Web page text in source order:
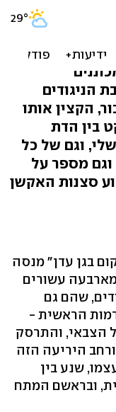
עדן"
הניגודים
הקצין אותו
בין הדת
וגם של כל
וגם מספר על
סצנות האקשן
"מקום בגן עדן" מנסה
עשורים
שהם גם
הראשית -
הצבאי, והתרסק
היריעה הזה
שנע בין
ובראשם המתח